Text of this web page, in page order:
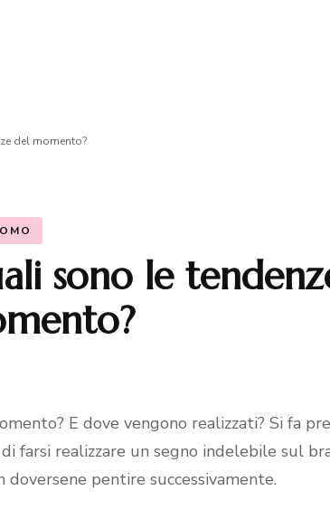
del momento?
sono le
E dove vengono realizzati? Si fa
farsi realizzare un segno indelebile sul
pentire successivamente.